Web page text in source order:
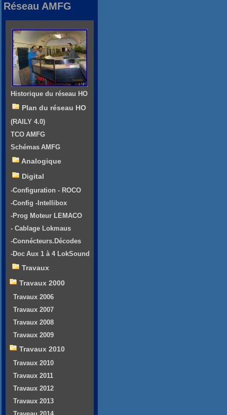
Réseau AMFG
Historique du réseau HO
Plan du réseau HO
(RAILY 4.0)
TCO AMFG
Schémas AMFG
Analogique
Digital
-Configuration - ROCO
-Config -Intellibox
-Prog Moteur LEMACO
- Cablage Lokmaus
-Connécteurs.Décodes
-Doc Aux 1 à 4 LokSound
Travaux
Travaux 2000
Travaux 2006
Travaux 2007
Travaux 2008
Travaux 2009
Travaux 2010
Travaux 2010
Travaux 2011
Travaux 2012
Travaux 2013